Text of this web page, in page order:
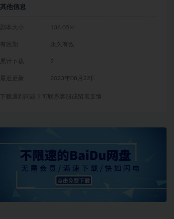
其他信息
剧本大小 136.05M
有效期 永久有效
累计下载 2
最近更新 2023年08月22日
下载遇到问题？可联系客服或留言反馈